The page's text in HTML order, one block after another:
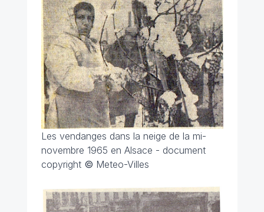
Les vendanges dans la neige de la mi-
novembre 1965 en Alsace - document
copyright © Meteo-Villes